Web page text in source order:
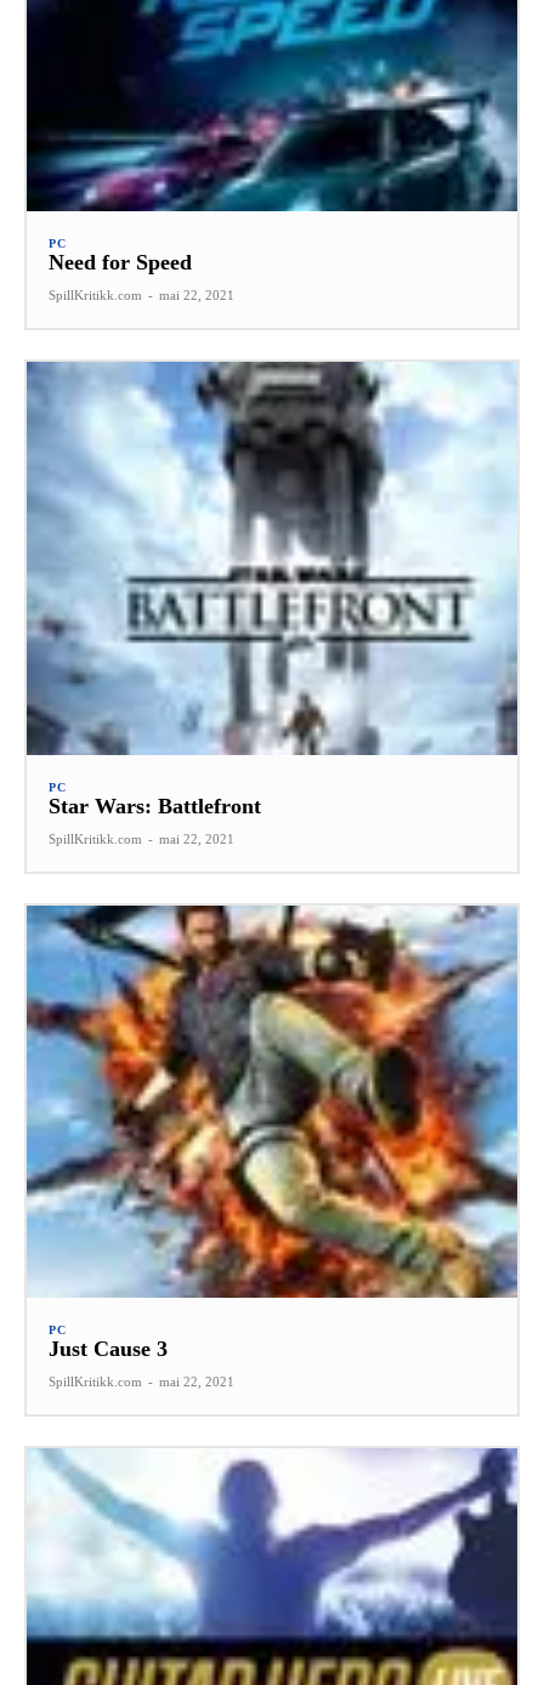
PC
Need for Speed
SpillKritikk.com - mai 22, 2021
PC
Star Wars: Battlefront
SpillKritikk.com - mai 22, 2021
PC
Just Cause 3
SpillKritikk.com - mai 22, 2021